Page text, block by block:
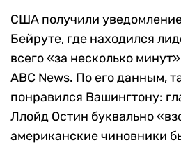
США получили
Бейруте, где находился
всего «за несколько
ABC News. По его данным,
понравился Вашингтону:
Ллойд Остин буквально
американские чиновники